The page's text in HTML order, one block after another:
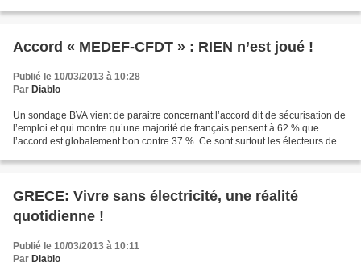
Accord « MEDEF-CFDT » : RIEN n’est joué !
Publié le 10/03/2013 à 10:28
Par Diablo
Un sondage BVA vient de paraitre concernant l’accord dit de sécurisation de
l’emploi et qui montre qu’une majorité de français pensent à 62 % que
l’accord est globalement bon contre 37 %. Ce sont surtout les électeurs de
GRECE: Vivre sans électricité, une réalité
quotidienne !
Publié le 10/03/2013 à 10:11
Par Diablo